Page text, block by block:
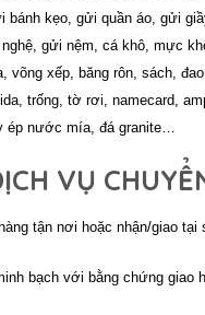
bánh kẹo, gửi quần áo, gửi
gửi nệm, cá khô, mực
võng xếp, băng rôn, sách,
trống, tờ rơi, namecard,
ép nước mía, đá granite…
VỤ
tận nơi hoặc nhận/giao tại
bạch với bằng chứng giao